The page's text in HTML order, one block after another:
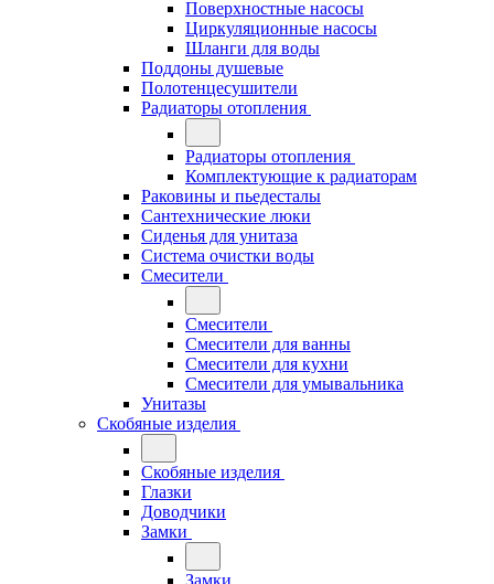
Поверхностные насосы
Циркуляционные насосы
Шланги для воды
Поддоны душевые
Полотенцесушители
Радиаторы отопления
Радиаторы отопления
Комплектующие к радиаторам
Раковины и пьедесталы
Сантехнические люки
Сиденья для унитаза
Система очистки воды
Смесители
Смесители
Смесители для ванны
Смесители для кухни
Смесители для умывальника
Унитазы
Скобяные изделия
Скобяные изделия
Глазки
Доводчики
Замки
Замки